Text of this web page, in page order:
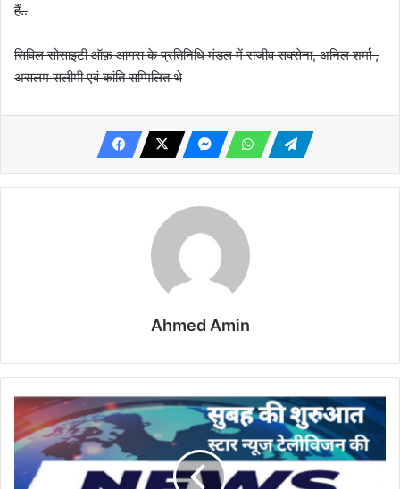
हैं..
सिविल सोसाइटी ऑफ़ आगरा के प्रतिनिधि मंडल में राजीव सक्सेना, अनिल शर्मा ,
असलम सलीमी एवं कांति सम्मिलित थे
Ahmed Amin
सुबह
देश
राज्यों